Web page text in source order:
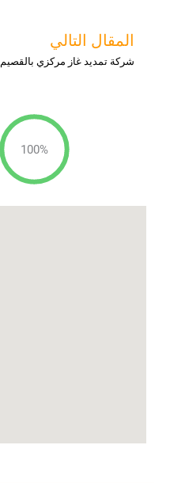
Prev
المقال التالي
شركة تمديد غاز مركزي بالقصيم
100%